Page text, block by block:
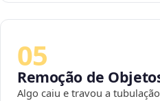
05
Remoção de
Algo caiu e travou a